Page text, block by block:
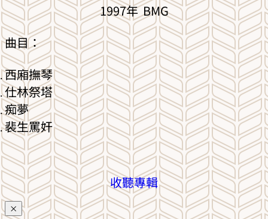
1997年 BMG
曲目：
西廂撫琴
仕林祭塔
痴夢
裴生罵奸
收聽專輯
×